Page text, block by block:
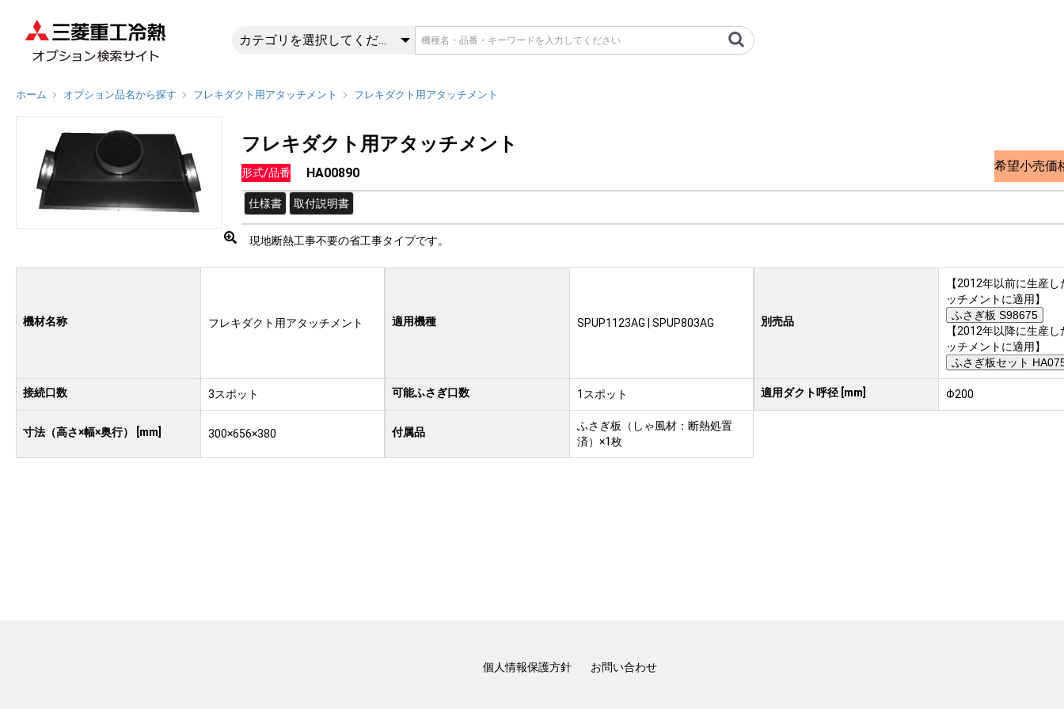
HA00890 | フレキダクト用アタッチメント | 三菱重工冷熱 オプション
カテゴリを選択してください
ホーム オプション品名から探す フレキダクト用アタッチメント フレキダクト用アタッチメント
フレキダクト用アタッチメント
形式/品番 HA00890 希望小売価
仕様書 取付説明書
現地断熱工事不要の省工事タイプです。
機材名称 フレキダクト用アタッチメント 適用機種 SPUP1123AG | SPUP803AG 別売品
【2012年以前に生産
ッチメントに適用】
ふさぎ板 S98675
【2012年以降に生産
ッチメントに適用】
ふさぎ板セット
接続口数 3スポット 可能ふさぎ口数 1スポット 適用ダクト呼径 [mm] Φ200
寸法（高さ×幅×奥行） [mm] 300×656×380 付属品
ふさぎ板（しゃ風材：断熱処置
済）×1枚
個人情報保護方針 お問い合わせ